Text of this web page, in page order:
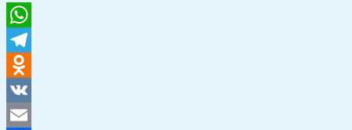
WhatsApp
Telegram
Odnoklassniki
VK